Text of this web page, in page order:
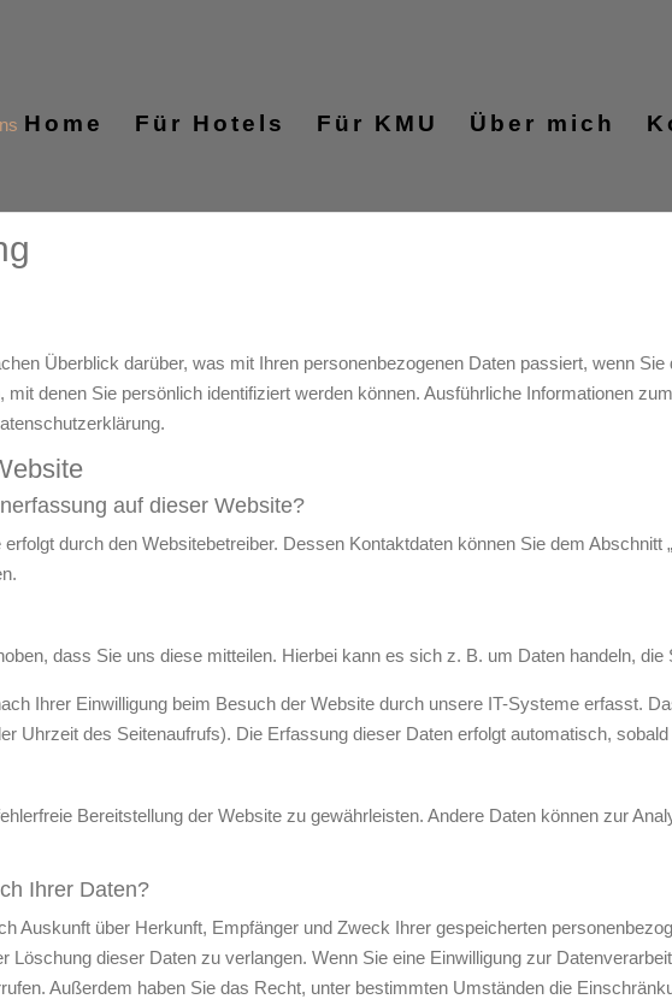
Home Für Hotels Für KMU Über mich
Überblick darüber, was mit Ihren personenbezogenen Daten passiert, wenn
mit denen Sie persönlich identifiziert werden können. Ausführliche Informationen
auf dieser Website?
durch den Websitebetreiber. Dessen Kontaktdaten können Sie dem Abschnitt
dass Sie uns diese mitteilen. Hierbei kann es sich z. B. um Daten handeln, die
Ihrer Einwilligung beim Besuch der Website durch unsere IT-Systeme erfasst.
Uhrzeit des Seitenaufrufs). Die Erfassung dieser Daten erfolgt automatisch,
Bereitstellung der Website zu gewährleisten. Andere Daten können zur
Ihrer Daten?
Auskunft über Herkunft, Empfänger und Zweck Ihrer gespeicherten
Löschung dieser Daten zu verlangen. Wenn Sie eine Einwilligung zur
Außerdem haben Sie das Recht, unter bestimmten Umständen die